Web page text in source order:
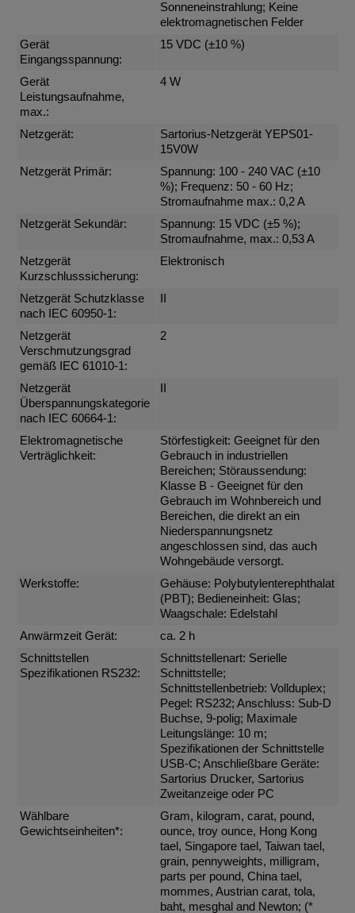
Sonneneinstrahlung; Keine
elektromagnetischen Felder
Gerät
Eingangsspannung:
15 VDC (±10 %)
Gerät
Leistungsaufnahme,
max.:
4 W
Netzgerät:
Sartorius-Netzgerät YEPS01-
15V0W
Netzgerät Primär:
Spannung: 100 - 240 VAC (±10
%); Frequenz: 50 - 60 Hz;
Stromaufnahme max.: 0,2 A
Netzgerät Sekundär:
Spannung: 15 VDC (±5 %);
Stromaufnahme, max.: 0,53 A
Netzgerät
Kurzschlusssicherung:
Elektronisch
Netzgerät Schutzklasse
nach IEC 60950-1:
Netzgerät
Verschmutzungsgrad
gemäß IEC 61010-1:
2
Netzgerät
Überspannungskategorie
nach IEC 60664-1:
Elektromagnetische
Verträglichkeit:
Störfestigkeit: Geeignet für den
Gebrauch in industriellen
Bereichen; Störaussendung:
Klasse B - Geeignet für den
Gebrauch im Wohnbereich und
Bereichen, die direkt an ein
Niederspannungsnetz
angeschlossen sind, das auch
Wohngebäude versorgt.
Werkstoffe:
Gehäuse: Polybutylenterephthalat
(PBT); Bedieneinheit: Glas;
Waagschale: Edelstahl
Anwärmzeit Gerät:
ca. 2 h
Schnittstellen
Spezifikationen RS232:
Schnittstellenart: Serielle
Schnittstelle;
Schnittstellenbetrieb: Vollduplex;
Pegel: RS232; Anschluss: Sub-D
Buchse, 9-polig; Maximale
Leitungslänge: 10 m;
Spezifikationen der Schnittstelle
USB-C; Anschließbare Geräte:
Sartorius Drucker, Sartorius
Zweitanzeige oder PC
Wählbare
Gewichtseinheiten*:
Gram, kilogram, carat, pound,
ounce, troy ounce, Hong Kong
tael, Singapore tael, Taiwan tael,
grain, pennyweights, milligram,
parts per pound, China tael,
mommes, Austrian carat, tola,
baht, mesghal and Newton; (*